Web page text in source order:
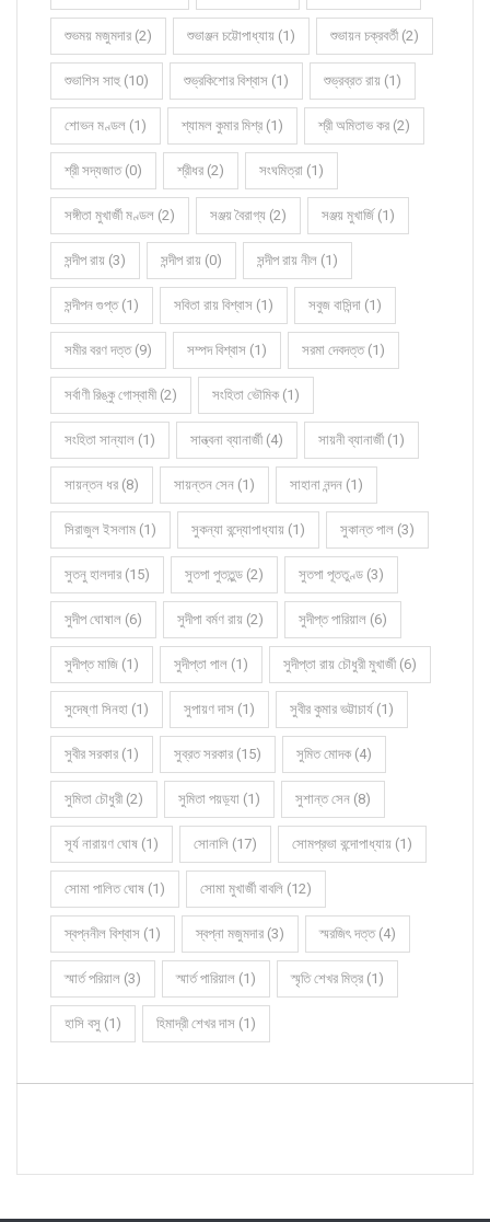
শুভময় মজুমদার (2) শুভাঞ্জন চট্টোপাধ্যায় (1) শুভায়ন চক্রবর্তী (2)
শুভাশিস সাহু (10) শুভ্রকিশোর বিশ্বাস (1) শুভ্রব্রত রায় (1)
শোভন মণ্ডল (1) শ্যামল কুমার মিশ্র (1) শ্রী অমিতাভ কর (2)
শ্রী সদ্যজাত (0) শ্রীধর (2) সংঘমিত্রা (1)
সঙ্গীতা মুখার্জী মণ্ডল (2) সঞ্জয় বৈরাগ্য (2) সঞ্জয় মুখার্জি (1)
সন্দীপ রায় (3) সন্দীপ রায় (0) সন্দীপ রায় নীল (1)
সন্দীপন গুপ্ত (1) সবিতা রায় বিশ্বাস (1) সবুজ বাসিন্দা (1)
সমীর বরণ দত্ত (9) সম্পদ বিশ্বাস (1) সরমা দেবদত্ত (1)
সর্বাণী রিঙ্কু গোস্বামী (2) সংহিতা ভৌমিক (1)
সংহিতা সান্যাল (1) সান্ত্বনা ব্যানার্জী (4) সায়নী ব্যানার্জী (1)
সায়ন্তন ধর (8) সায়ন্তন সেন (1) সাহানা নন্দন (1)
সিরাজুল ইসলাম (1) সুকন্যা বন্দ্যোপাধ্যায় (1) সুকান্ত পাল (3)
সুতনু হালদার (15) সুতপা পুততুন্ড (2) সুতপা পূততুণ্ড (3)
সুদীপ ঘোষাল (6) সুদীপা বর্মণ রায় (2) সুদীপ্ত পারিয়াল (6)
সুদীপ্ত মাজি (1) সুদীপ্তা পাল (1) সুদীপ্তা রায় চৌধুরী মুখার্জী (6)
সুদেষ্ণা সিনহা (1) সুপায়ণ দাস (1) সুবীর কুমার ভট্টাচার্য (1)
সুবীর সরকার (1) সুব্রত সরকার (15) সুমিত মোদক (4)
সুমিতা চৌধুরী (2) সুমিতা পয়ড়্যা (1) সুশান্ত সেন (8)
সূর্য নারায়ণ ঘোষ (1) সোনালি (17) সোমপ্রভা বন্দোপাধ্যায় (1)
সোমা পালিত ঘোষ (1) সোমা মুখার্জী বাবলি (12)
স্বপ্ননীল বিশ্বাস (1) স্বপ্না মজুমদার (3) স্মরজিৎ দত্ত (4)
স্মার্ত পরিয়াল (3) স্মার্ত পারিয়াল (1) স্মৃতি শেখর মিত্র (1)
হাসি বসু (1) হিমাদ্রী শেখর দাস (1)